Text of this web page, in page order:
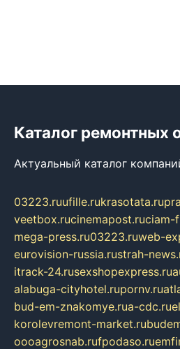
Каталог ремонтных
Актуальный каталог
03223.ruufille.rukrasotata.ru
veetbox.rucinemapost.ruciam-
mega-press.ru03223.ruweb-
eurovision-russia.rustrah-
itrack-24.rusexshopexpress.ru
alabuga-cityhotel.rupornv.ru
bud-em-znakomye.rua-cdc.ru
korolevremont-market.ru
oooagrosnab.rufpodaso.ru